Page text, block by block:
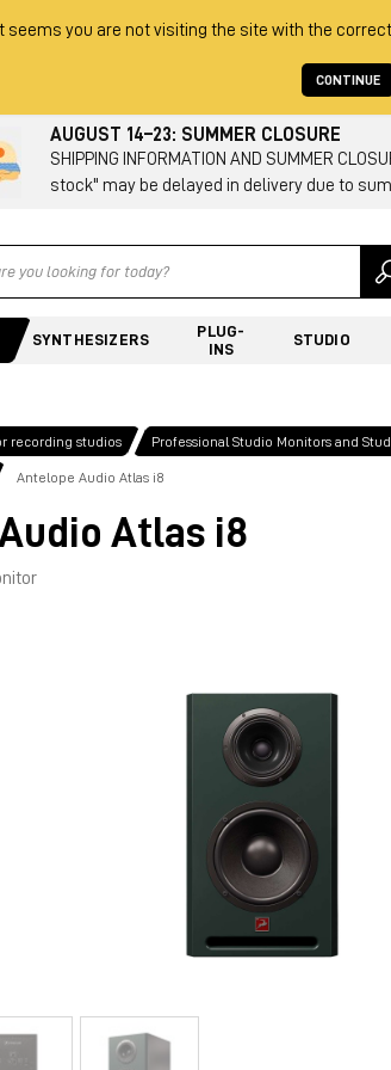
It seems you are not visiting the site with the
CONTINUE
AUGUST 14–23: SUMMER CLOSURE
SHIPPING INFORMATION AND SUMMER
stock" may be delayed in delivery due to
SYNTHESIZERS
PLUG-
INS
STUDIO
recording studios Professional Studio Monitors and
Antelope Audio Atlas i8
Atlas i8